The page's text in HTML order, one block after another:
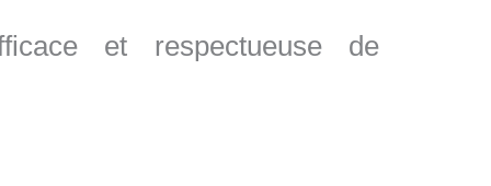
et respectueuse de